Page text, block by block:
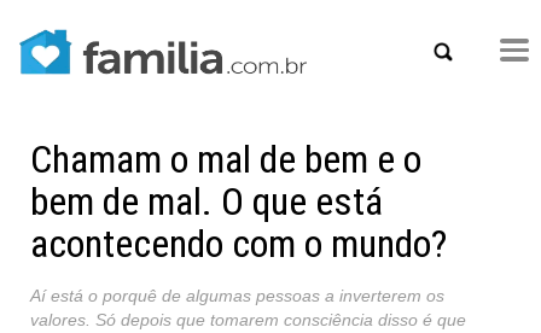
Chamam o mal de bem e o
bem de mal. O que está
acontecendo com o mundo?
Aí está o porquê de algumas pessoas a inverterem os
valores. Só depois que tomarem consciência disso é que